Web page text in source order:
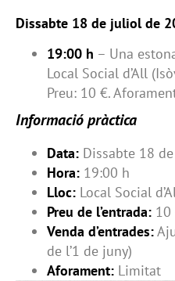
Dissabte 18 de juliol de
19:00 h – Una
Local Social d’All
Preu: 10 €.
Informació pràctica
Data: Dissabte 18
Hora: 19:00 h
Lloc: Local Social
Preu de l’entrada: 10
Venda d’entrades:
de l’1 de juny)
Aforament: Limitat